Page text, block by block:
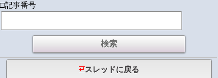
□記事番号
スレッドに戻る